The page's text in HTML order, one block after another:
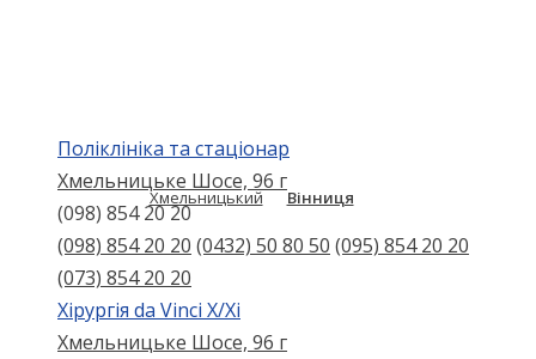
Хмельницький Вінниця
Поліклініка та стаціонар
Хмельницьке Шосе, 96 г
(098) 854 20 20
(098) 854 20 20 (0432) 50 80 50 (095) 854 20 20
(073) 854 20 20
Хірургія da Vinci X/Xі
Хмельницьке Шосе, 96 г